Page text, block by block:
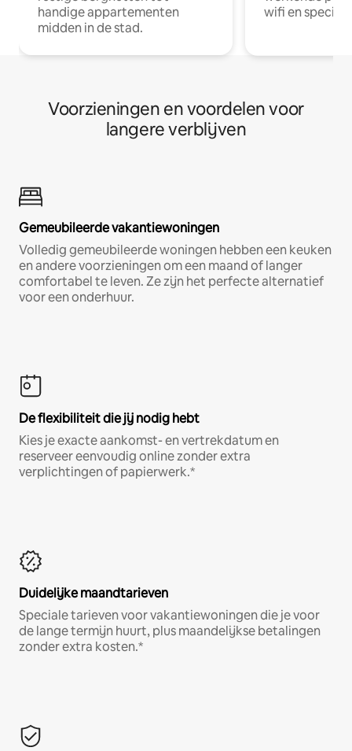
handige appartementen
midden in de stad.
wifi en
Voorzieningen en voordelen voor
langere verblijven
Gemeubileerde vakantiewoningen
Volledig gemeubileerde woningen hebben een keuken
en andere voorzieningen om een maand of langer
comfortabel te leven. Ze zijn het perfecte alternatief
voor een onderhuur.
De flexibiliteit die jij nodig hebt
Kies je exacte aankomst- en vertrekdatum en
reserveer eenvoudig online zonder extra
verplichtingen of papierwerk.*
Duidelijke maandtarieven
Speciale tarieven voor vakantiewoningen die je voor
de lange termijn huurt, plus maandelijkse betalingen
zonder extra kosten.*